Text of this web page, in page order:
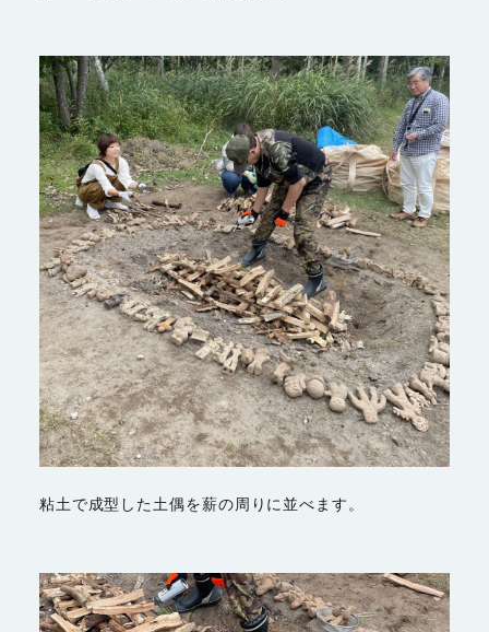
粘土で成型した土偶を薪の周りに並べます。